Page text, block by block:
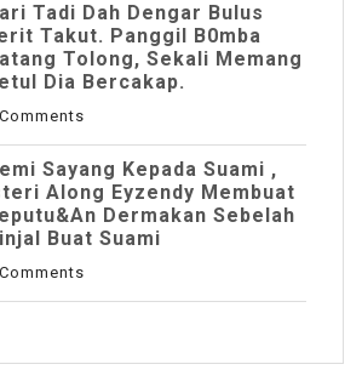
Tadi Dah Dengar Bulus
Takut. Panggil B0mba
Tolong, Sekali Memang
Dia Bercakap.
Sayang Kepada Suami ,
Along Eyzendy Membuat
Dermakan Sebelah
Buat Suami